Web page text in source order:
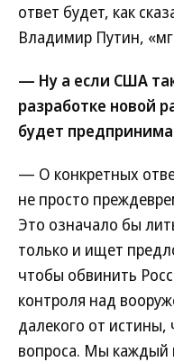
ответ будет, как
Владимир Путин,
— Ну а если США
разработке новой
будет
— О конкретных
не просто
Это означало бы
только и ищет
чтобы обвинить
контроля над
далекого от истины,
вопроса. Мы каждый